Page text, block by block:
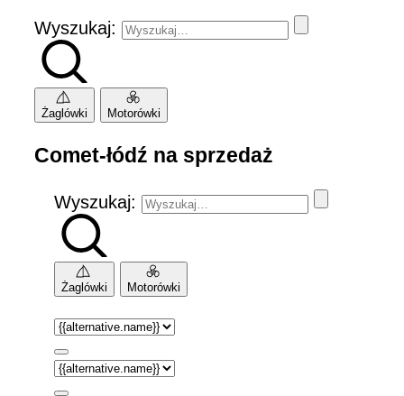
Wyszukaj:
Żaglówki Motorówki
Comet-łódź na sprzedaż
Wyszukaj:
Żaglówki Motorówki